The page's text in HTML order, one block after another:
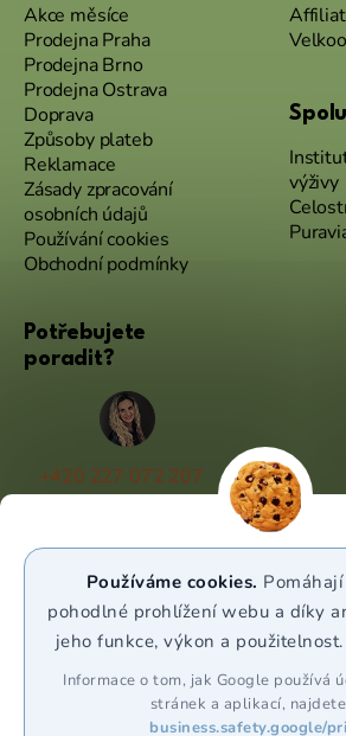
Používáme cookies.
pohodlné prohlížení webu a díky
jeho funkce, výkon a
Informace o tom, jak Google používá
stránek a aplikací,
business.safety.google/
Akce měsíce
Prodejna Praha
Prodejna Brno
Prodejna Ostrava
Doprava
Způsoby plateb
Reklamace
Zásady zpracování
osobních údajů
Používání cookies
Obchodní podmínky
výživy
Potřebujete
poradit?
+420 227 072 207
(Po - Pá 9:00 - 17:00)
WhatsApp